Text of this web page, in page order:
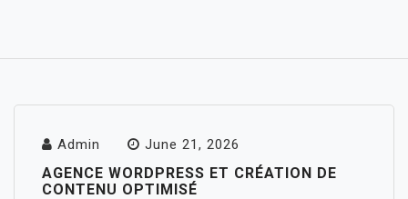
Admin June 21, 2026
AGENCE WORDPRESS ET CRÉATION DE
CONTENU OPTIMISÉ